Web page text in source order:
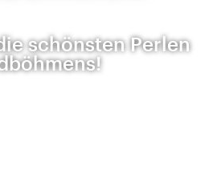
schönsten Perlen